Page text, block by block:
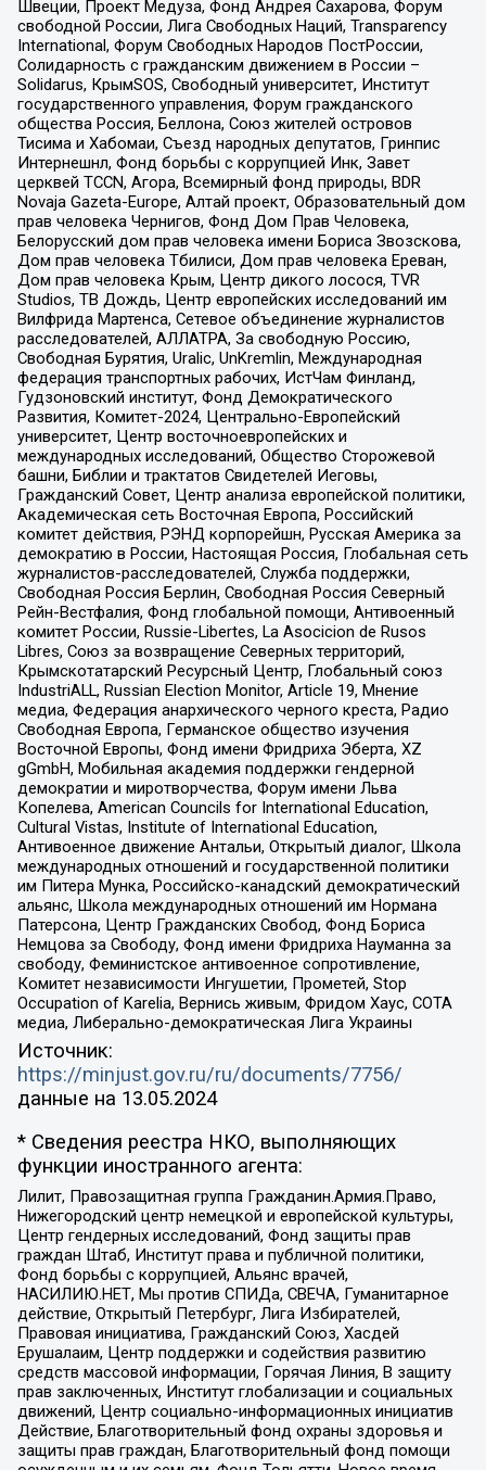
Швеции, Проект Медуза, Фонд Андрея Сахарова, Форум
свободной России, Лига Свободных Наций, Transparеncy
International, Форум Свободных Народов ПостРоссии,
Солидарность с гражданским движением в России –
Solidarus, КрымSOS, Свободный университет, Институт
государственного управления, Форум гражданского
общества Россия, Беллона, Союз жителей островов
Тисима и Хабомаи, Съезд народных депутатов, Гринпис
Интернешнл, Фонд борьбы с коррупцией Инк, Завет
церквей TCCN, Агора, Всемирный фонд природы, BDR
Novaja Gazeta-Europe, Алтай проект, Образовательный дом
прав человека Чернигов, Фонд Дом Прав Человека,
Белорусский дом прав человека имени Бориса Звозскова,
Дом прав человека Тбилиси, Дом прав человека Ереван,
Дом прав человека Крым, Центр дикого лосося, TVR
Studios, ТВ Дождь, Центр европейских исследований им
Вилфрида Мартенса, Сетевое объединение журналистов
расследователей, АЛЛАТРА, За свободную Россию,
Свободная Бурятия, Uralic, UnKremlin, Международная
федерация транспортных рабочих, ИстЧам Финланд,
Гудзоновский институт, Фонд Демократического
Развития, Комитет-2024, Центрально-Европейский
университет, Центр восточноевропейских и
международных исследований, Общество Сторожевой
башни, Библии и трактатов Свидетелей Иеговы,
Гражданский Совет, Центр анализа европейской политики,
Академическая сеть Восточная Европа, Российский
комитет действия, РЭНД корпорейшн, Русская Америка за
демократию в России, Настоящая Россия, Глобальная сеть
журналистов-расследователей, Служба поддержки,
Свободная Россия Берлин, Свободная Россия Северный
Рейн-Вестфалия, Фонд глобальной помощи, Антивоенный
комитет России, Russie-Libertes, La Asocicion de Rusos
Libres, Союз за возвращение Северных территорий,
Крымскотатарский Ресурсный Центр, Глобальный союз
IndustriALL, Russian Election Monitor, Article 19, Мнение
медиа, Федерация анархического черного креста, Радио
Свободная Европа, Германское общество изучения
Восточной Европы, Фонд имени Фридриха Эберта, XZ
gGmbH, Мобильная академия поддержки гендерной
демократии и миротворчества, Форум имени Льва
Копелева, American Councils for International Education,
Cultural Vistas, Institute of International Education,
Антивоенное движение Антальи, Открытый диалог, Школа
международных отношений и государственной политики
им Питера Мунка, Российско-канадский демократический
альянс, Школа международных отношений им Нормана
Патерсона, Центр Гражданских Свобод, Фонд Бориса
Немцова за Свободу, Фонд имени Фридриха Науманна за
свободу, Феминистское антивоенное сопротивление,
Комитет независимости Ингушетии, Прометей, Stop
Occupation of Karelia, Вернись живым, Фридом Хаус, СОТА
медиа, Либерально-демократическая Лига Украины
Источник:
https://minjust.gov.ru/ru/documents/7756/
данные на 13.05.2024
* Сведения реестра НКО, выполняющих
функции иностранного агента:
Лилит, Правозащитная группа Гражданин.Армия.Право,
Нижегородский центр немецкой и европейской культуры,
Центр гендерных исследований, Фонд защиты прав
граждан Штаб, Институт права и публичной политики,
Фонд борьбы с коррупцией, Альянс врачей,
НАСИЛИЮ.НЕТ, Мы против СПИДа, СВЕЧА, Гуманитарное
действие, Открытый Петербург, Лига Избирателей,
Правовая инициатива, Гражданский Союз, Хасдей
Ерушалаим, Центр поддержки и содействия развитию
средств массовой информации, Горячая Линия, В защиту
прав заключенных, Институт глобализации и социальных
движений, Центр социально-информационных инициатив
Действие, Благотворительный фонд охраны здоровья и
защиты прав граждан, Благотворительный фонд помощи